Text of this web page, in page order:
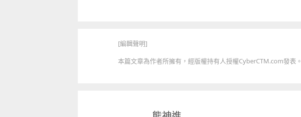
[編輯聲明]
本篇文章為作者所擁有，經版權持有人授權CyberCTM.com發表。